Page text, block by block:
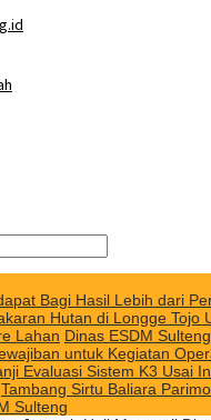
Bagi Hasil Lebih dari
Hutan di Longge Tojo
Lahan Dinas ESDM
untuk Kegiatan
Evaluasi Sistem K3 Usai
Tambang Sirtu Baliara
Sulteng